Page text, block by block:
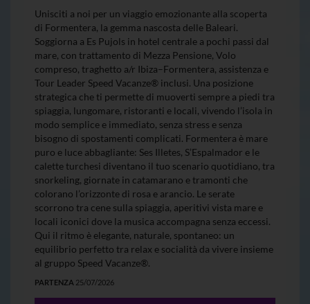
Unisciti a noi per un viaggio emozionante alla scoperta
di Formentera, la gemma nascosta delle Baleari.
Soggiorna a Es Pujols in hotel centrale a pochi passi dal
mare, con trattamento di Mezza Pensione, Volo
compreso, traghetto a/r Ibiza–Formentera, assistenza e
Tour Leader Speed Vacanze® inclusi. Una posizione
strategica che ti permette di muoverti sempre a piedi tra
spiaggia, lungomare, ristoranti e locali, vivendo l’isola in
modo semplice e immediato, senza stress e senza
bisogno di spostamenti complicati. Formentera è mare
puro e luce abbagliante: Ses Illetes, S’Espalmador e le
calette turchesi diventano il tuo scenario quotidiano, tra
snorkeling, giornate in catamarano e tramonti che
colorano l’orizzonte di rosa e arancio. Le serate
scorrono tra cene sulla spiaggia, aperitivi vista mare e
locali iconici dove la musica accompagna senza eccessi.
Qui il ritmo è elegante, naturale, spontaneo: un
equilibrio perfetto tra relax e socialità da vivere insieme
al gruppo Speed Vacanze®.
PARTENZA 25/07/2026